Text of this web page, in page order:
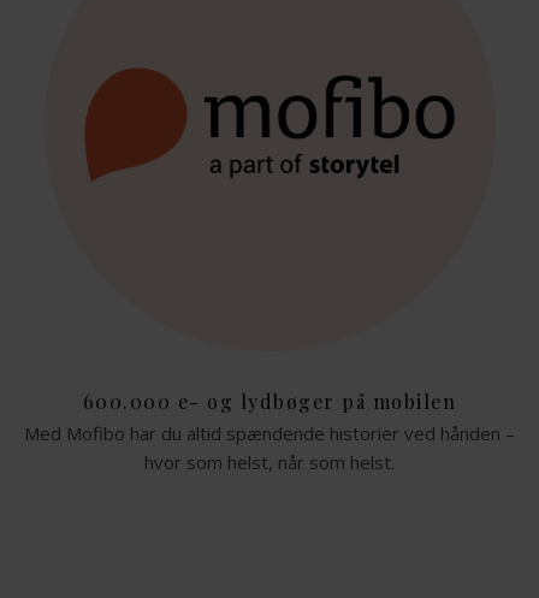
600.000 e- og lydbøger på mobilen
Med Mofibo har du altid spændende historier ved hånden –
hvor som helst, når som helst.